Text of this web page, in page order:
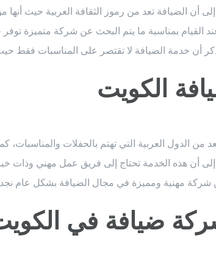
أن الضيافة تعد من رموز الثقافة العربية حيث أنها
القيام بمناسبة ما يتم البحث عن شركة متميزة
أن خدمة الضيافة لا تقتصر على المناسبات فقط
الكويت
من الدول العربية التي تهتم بالحفلات والمناسبات،
أن هذه الخدمة تحتاج إلى فريق عمل مهني وذات
شركة مهنية ومميزة في مجال الضيافة بشكل عام
ضيافة في